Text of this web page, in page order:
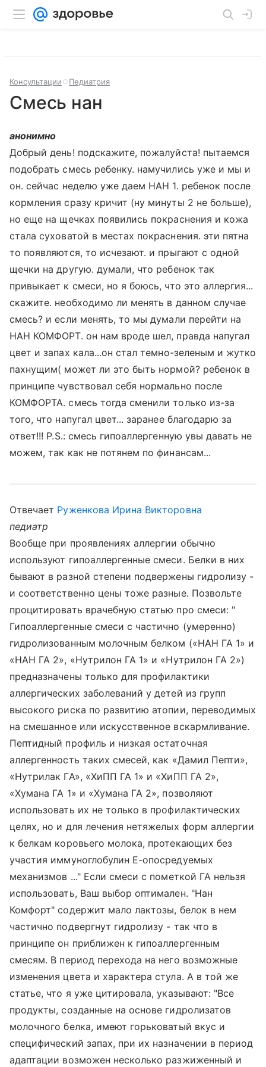
Консультации Педиатрия
Смесь нан
анонимно
Добрый день! подскажите, пожалуйста! пытаемся
подобрать смесь ребенку. намучились уже и мы и
он. сейчас неделю уже даем НАН 1. ребенок после
кормления сразу кричит (ну минуты 2 не больше),
но еще на щечках появились покраснения и кожа
стала суховатой в местах покраснения. эти пятна
то появляются, то исчезают. и прыгают с одной
щечки на другую. думали, что ребенок так
привыкает к смеси, но я боюсь, что это аллергия...
скажите. необходимо ли менять в данном случае
смесь? и если менять, то мы думали перейти на
НАН КОМФОРТ. он нам вроде шел, правда напугал
цвет и запах кала...он стал темно-зеленым и жутко
пахнущим( может ли это быть нормой? ребенок в
принципе чувствовал себя нормально после
КОМФОРТА. смесь тогда сменили только из-за
того, что напугал цвет... заранее благодарю за
ответ!!! P.S.: смесь гипоаллергенную увы давать не
можем, так как не потянем по финансам...
Отвечает Руженкова Ирина Викторовна
педиатр
Вообще при проявлениях аллергии обычно
используют гипоаллергенные смеси. Белки в них
бывают в разной степени подвержены гидролизу -
и соответственно цены тоже разные. Позвольте
процитировать врачебную статью про смеси: "
Гипоаллергенные смеси с частично (умеренно)
гидролизованным молочным белком («НАН ГА 1» и
«НАН ГА 2», «Нутрилон ГА 1» и «Нутрилон ГА 2»)
предназначены только для профилактики
аллергических заболеваний у детей из групп
высокого риска по развитию атопии, переводимых
на смешанное или искусственное вскармливание.
Пептидный профиль и низкая остаточная
аллергенность таких смесей, как «Дамил Пепти»,
«Нутрилак ГА», «ХиПП ГА 1» и «ХиПП ГА 2»,
«Хумана ГА 1» и «Хумана ГА 2», позволяют
использовать их не только в профилактических
целях, но и для лечения нетяжелых форм аллергии
к белкам коровьего молока, протекающих без
участия иммуноглобулин E-опосредуемых
механизмов ..." Если смеси с пометкой ГА нельзя
использовать, Ваш выбор оптимален. "Нан
Комфорт" содержит мало лактозы, белок в нем
частично подвергнут гидролизу - так что в
принципе он приближен к гипоаллергенным
смесям. В период перехода на него возможные
изменения цвета и характера стула. А в той же
статье, что я уже цитировала, указывают: "Все
продукты, созданные на основе гидролизатов
молочного белка, имеют горьковатый вкус и
специфический запах, при их назначении в период
адаптации возможен несколько разжиженный и